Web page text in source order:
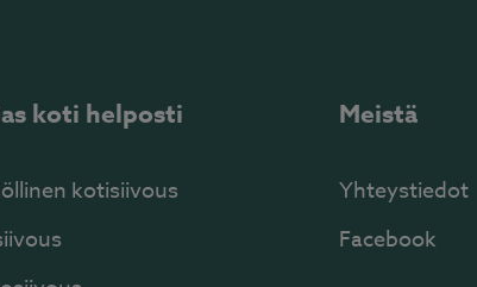
koti helposti
kotisiivous
Meistä
Yhteystiedot
Facebook